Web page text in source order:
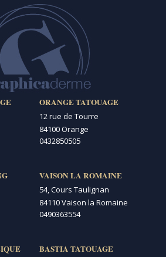
ORANGE TATOUAGE
12 rue de Tourre
84100 Orange
0432850505
VAISON LA ROMAINE
54, Cours Taulignan
84110 Vaison la Romaine
0490363554
BASTIA TATOUAGE